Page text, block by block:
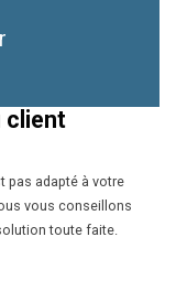
client
pas adapté à votre
vous conseillons
toute faite.